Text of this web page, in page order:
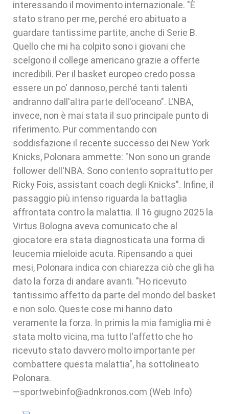
interessando il movimento internazionale. "È
stato strano per me, perché ero abituato a
guardare tantissime partite, anche di Serie B.
Quello che mi ha colpito sono i giovani che
scelgono il college americano grazie a offerte
incredibili. Per il basket europeo credo possa
essere un po' dannoso, perché tanti talenti
andranno dall'altra parte dell'oceano". L'NBA,
invece, non è mai stata il suo principale punto di
riferimento. Pur commentando con
soddisfazione il recente successo dei New York
Knicks, Polonara ammette: "Non sono un grande
follower dell'NBA. Sono contento soprattutto per
Ricky Fois, assistant coach degli Knicks". Infine, il
passaggio più intenso riguarda la battaglia
affrontata contro la malattia. Il 16 giugno 2025 la
Virtus Bologna aveva comunicato che al
giocatore era stata diagnosticata una forma di
leucemia mieloide acuta. Ripensando a quei
mesi, Polonara indica con chiarezza ciò che gli ha
dato la forza di andare avanti. "Ho ricevuto
tantissimo affetto da parte del mondo del basket
e non solo. Queste cose mi hanno dato
veramente la forza. In primis la mia famiglia mi è
stata molto vicina, ma tutto l'affetto che ho
ricevuto stato davvero molto importante per
combattere questa malattia", ha sottolineato
Polonara.
—sportwebinfo@adnkronos.com (Web Info)